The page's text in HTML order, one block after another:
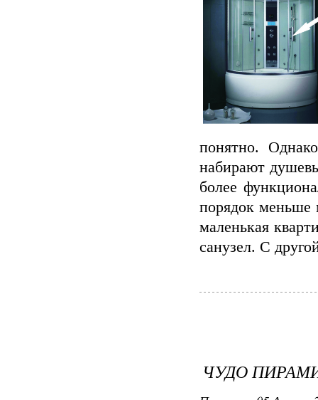
понятно.
набирают
более
порядок меньше
маленькая
санузел. С
ЧУДО